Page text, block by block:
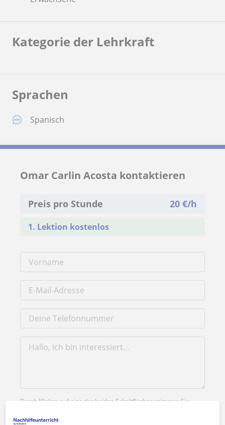
Kategorie der Lehrkraft
Sprachen
Spanisch
Omar Carlin Acosta kontaktieren
Preis pro Stunde 20€/h
1. Lektion kostenlos
Durch Klicken auf eine der beiden Schaltflächen stimmen Sie